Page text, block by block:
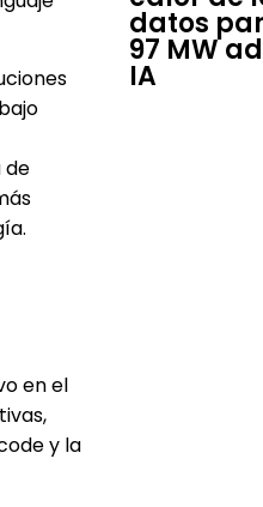
de
en el
y la
datos
97 MW
IA